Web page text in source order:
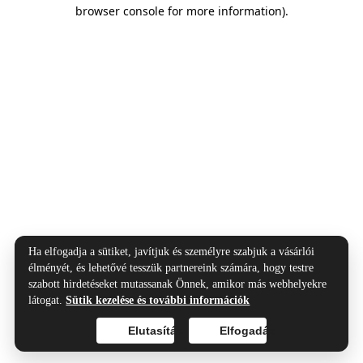
browser console for more information).
Ha elfogadja a sütiket, javítjuk és személyre szabjuk a vásárlói
élményét, és lehetővé tesszük partnereink számára, hogy testre
szabott hirdetéseket mutassanak Önnek, amikor más webhelyekre
látogat.Sütik kezelése és további információk
Elfogadás
Elutasítás